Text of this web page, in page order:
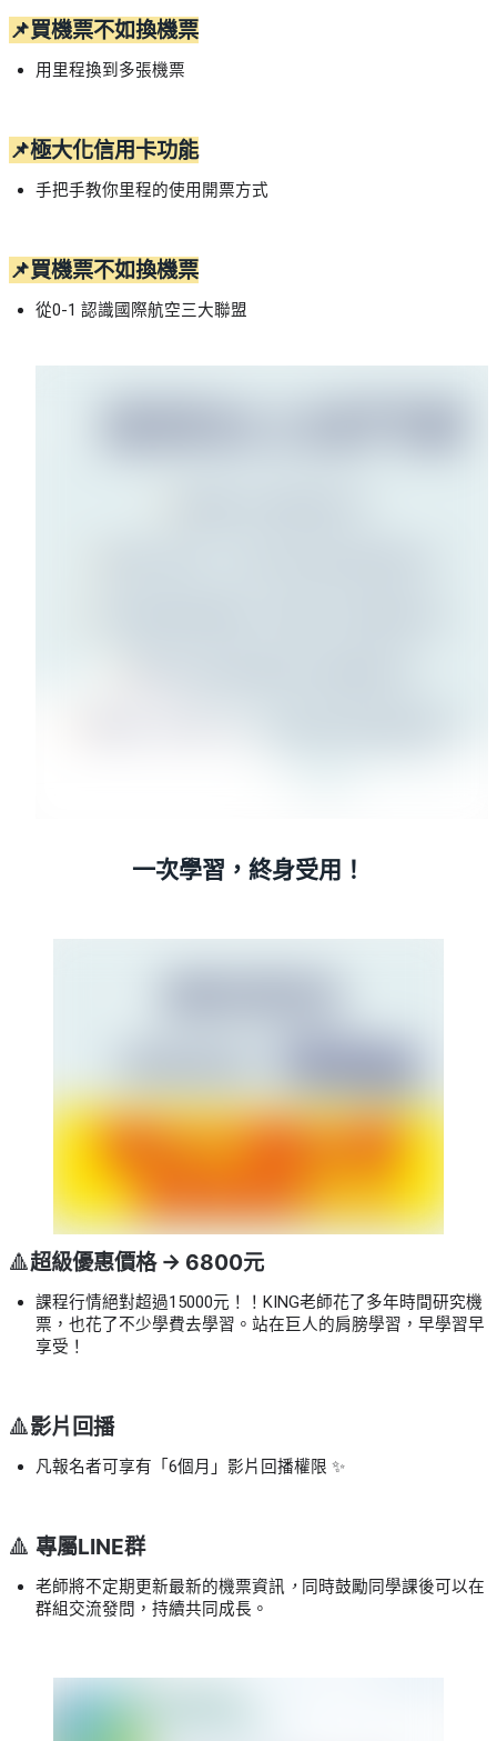
📌買機票不如換機票
用里程換到多張機票
📌極大化信用卡功能
手把手教你里程的使用開票方式
📌買機票不如換機票
從0-1 認識國際航空三大聯盟
一次學習，終身受用！
🔺超級優惠價格 → 6800元
課程行情絕對超過15000元！！KING老師花了多年時間研究機
票，也花了不少學費去學習。站在巨人的肩膀學習，早學習早
享受！
🔺影片回播
凡報名者可享有「6個月」影片回播權限 ✨
🔺 專屬LINE群
老師將不定期更新最新的機票資訊 ， 同時鼓勵同學課後可以在
群組交流發問，持續共同成長。